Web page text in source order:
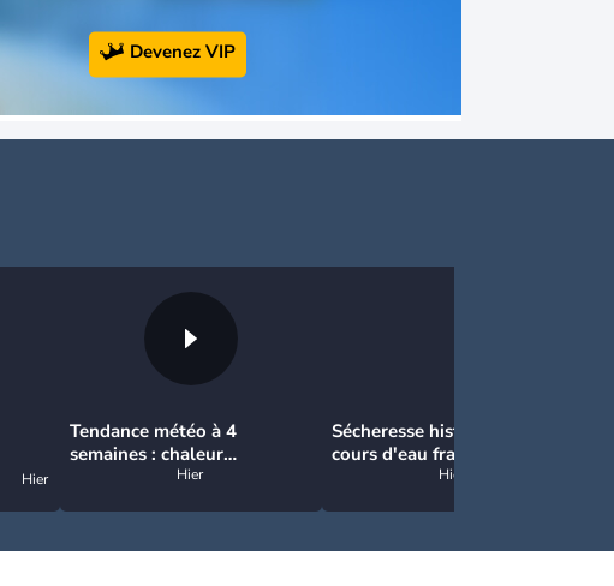
Devenez VIP
Hier
Tendance météo à 4
semaines : chaleur
prédominante jusqu'en
Hier
Sécheresse historique : les
cours d'eau français
atteignent un niveau
Hier